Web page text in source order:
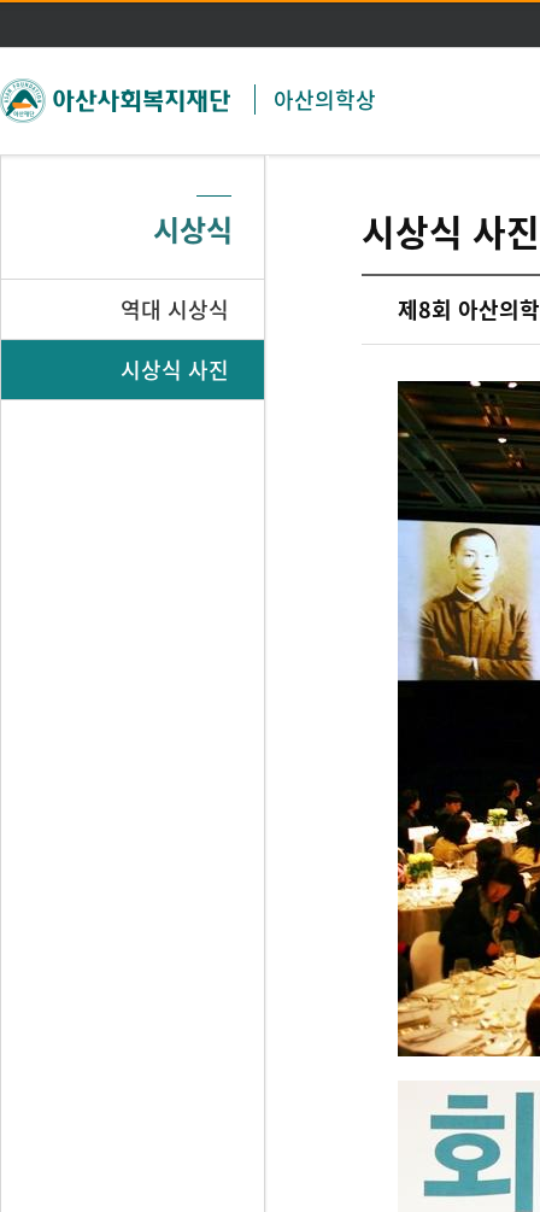
주메뉴 바로가기
본문 바로가기
아산의학상
시상식
역대 시상식
시상식 사진
시상식 사진
제8회 아산의